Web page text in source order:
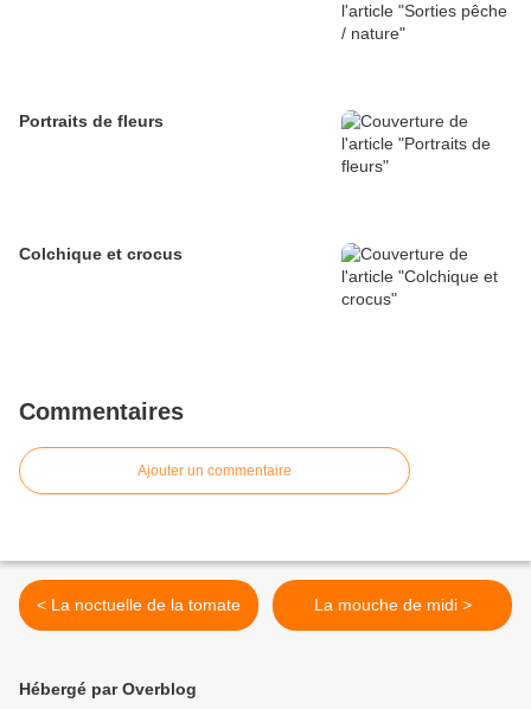
Portraits de fleurs
Colchique et crocus
Commentaires
Ajouter un commentaire
< La noctuelle de la tomate La mouche de midi >
Hébergé par Overblog